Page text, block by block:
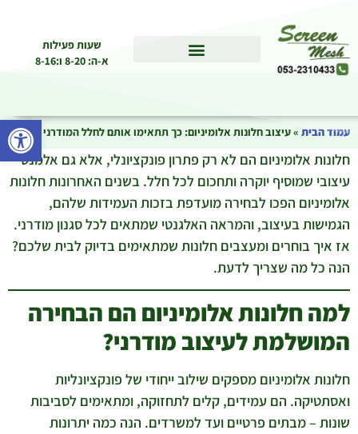
שעות פעילות
א-ה: 8-20 ו:8-16
עמוד הבית »עיצוב חלונות אלומיניום: כך תתאימו אותם לחלל המודרני שלכם
חלונות אלומיניום הם לא רק פתרון פונקציונלי, אלא גם אלמנט
עיצובי שמוסיף יוקרה ותחכום לכל חלל. בשנים האחרונות חלונות
אלומיניום הפכו לבחירה מועדפת בזכות העמידות שלהם,
הגמישות בעיצוב, והמראה האלגנטי שמתאים לכל סגנון מודרני.
אז איך בוחרים ומעצבים חלונות שמתאימים בדיוק לבית שלכם?
הנה כל מה שצריך לדעת.
למה חלונות אלומיניום הם הבחירה
המושלמת לעיצוב מודרני?
חלונות אלומיניום מספקים שילוב ייחודי של פונקציונליות
ואסתטיקה. הם עמידים, קלים לתחזוקה, ומתאימים לסביבות
שונות – מבתים פרטיים ועד למשרדים. הנה כמה יתרונות
פתח